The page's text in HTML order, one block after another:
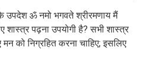
उपदेश ॐ नमो भगवते श्रीरमणाय मैं
शास्त्र पढ़ना उपयोगी है? सभी शास्त्र
को निग्रहित करना चाहिए; इसलिए